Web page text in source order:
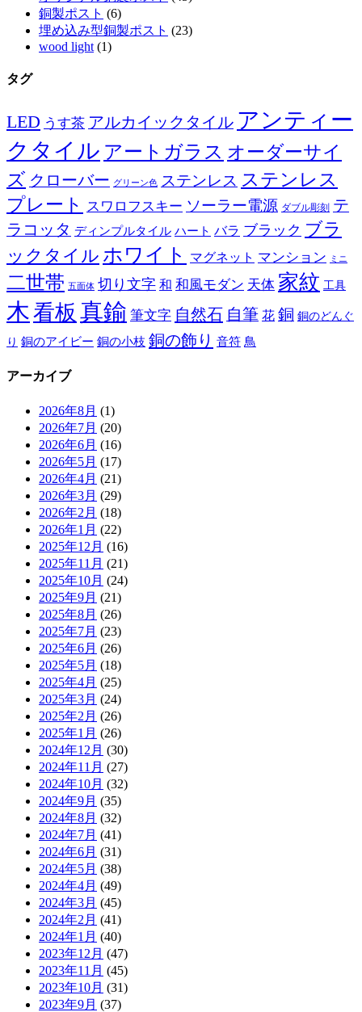
銅製ポスト (6)
埋め込み型銅製ポスト (23)
wood light (1)
タグ
LED うす茶 アルカイックタイル アンティー
クタイル アートガラス オーダーサイ
ズ クローバー グリーン色 ステンレス ステンレス
プレート スワロフスキー ソーラー電源 ダブル彫刻 テ
ラコッタ ディンプルタイル ハート バラ ブラック ブラ
ックタイル ホワイト マグネット マンション ミニ
二世帯 五面体 切り文字 和 和風モダン 天体 家紋 工具
木看板 真鍮 筆文字 自然石 自筆 花 銅 銅のどんぐ
り 銅のアイビー 銅の小枝 銅の飾り 音符 鳥
アーカイブ
2026年8月 (1)
2026年7月 (20)
2026年6月 (16)
2026年5月 (17)
2026年4月 (21)
2026年3月 (29)
2026年2月 (18)
2026年1月 (22)
2025年12月 (16)
2025年11月 (21)
2025年10月 (24)
2025年9月 (21)
2025年8月 (26)
2025年7月 (23)
2025年6月 (26)
2025年5月 (18)
2025年4月 (25)
2025年3月 (24)
2025年2月 (26)
2025年1月 (26)
2024年12月 (30)
2024年11月 (27)
2024年10月 (32)
2024年9月 (35)
2024年8月 (32)
2024年7月 (41)
2024年6月 (31)
2024年5月 (38)
2024年4月 (49)
2024年3月 (45)
2024年2月 (41)
2024年1月 (40)
2023年12月 (47)
2023年11月 (45)
2023年10月 (31)
2023年9月 (37)